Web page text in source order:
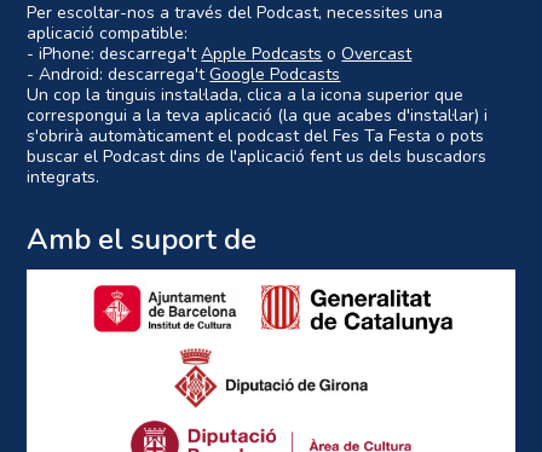
Per escoltar-nos a través del Podcast, necessites una
aplicació compatible:
- iPhone: descarrega'tApple Podcasts oOvercast
- Android: descarrega'tGoogle Podcasts
Un cop la tinguis instal·lada, clica a la icona superior que
correspongui a la teva aplicació (la que acabes d'instal·lar) i
s'obrirà automàticament el podcast del Fes Ta Festa o pots
buscar el Podcast dins de l'aplicació fent us dels buscadors
integrats.
Amb el suport de